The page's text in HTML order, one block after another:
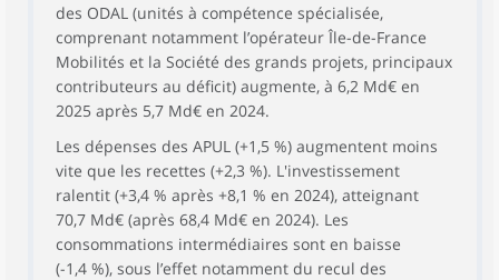
des ODAL (unités à compétence spécialisée,
comprenant notamment l’opérateur Île-de-France
Mobilités et la Société des grands projets, principaux
contributeurs au déficit) augmente, à 6,2 Md€ en
2025 après 5,7 Md€ en 2024.
Les dépenses des APUL (+1,5 %) augmentent moins
vite que les recettes (+2,3 %). L'investissement
ralentit (+3,4 % après +8,1 % en 2024), atteignant
70,7 Md€ (après 68,4 Md€ en 2024). Les
consommations intermédiaires sont en baisse
(-1,4 %), sous l’effet notamment du recul des